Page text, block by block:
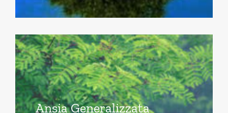
Ansia Generalizzata